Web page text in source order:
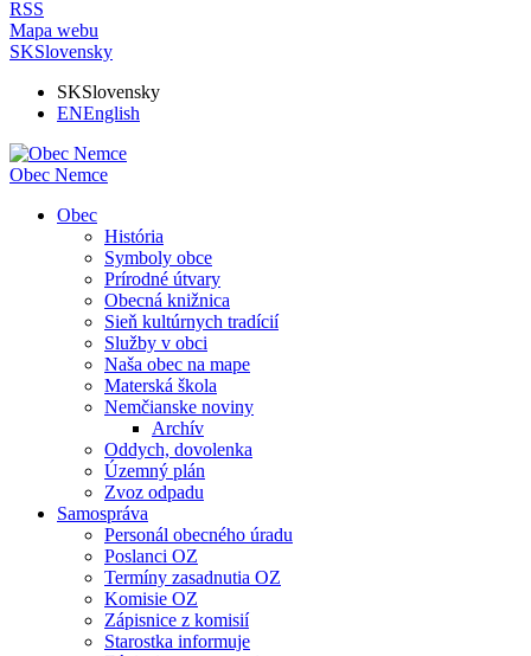
RSS
Mapa webu
SKSlovensky
SKSlovensky
ENEnglish
Obec Nemce
Obec
História
Symboly obce
Prírodné útvary
Obecná knižnica
Sieň kultúrnych tradícií
Služby v obci
Naša obec na mape
Materská škola
Nemčianske noviny
Archív
Oddych, dovolenka
Územný plán
Zvoz odpadu
Samospráva
Personál obecného úradu
Poslanci OZ
Termíny zasadnutia OZ
Komisie OZ
Zápisnice z komisií
Starostka informuje